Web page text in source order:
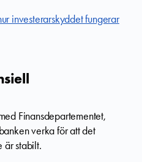
investerarskyddet fungerar
Finansdepartementet,
verka för att det
är stabilt.